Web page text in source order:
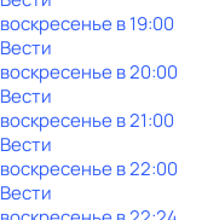
воскресенье в19:00
Вести
воскресенье в20:00
Вести
воскресенье в21:00
Вести
воскресенье в22:00
Вести